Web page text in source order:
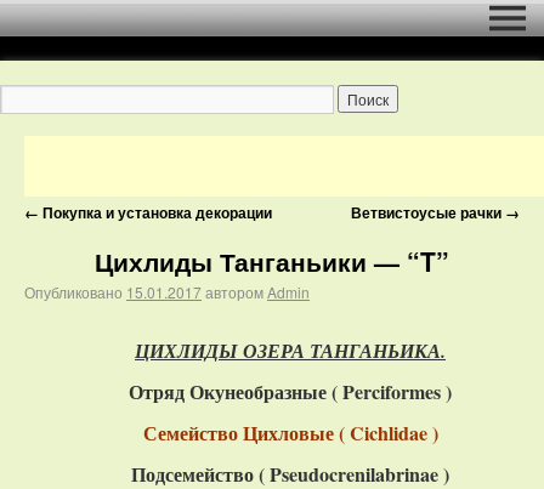
← Покупка и установка декорации Ветвистоусые рачки →
Цихлиды Танганьики — “T”
Опубликовано 15.01.2017авторомAdmin
ЦИХЛИДЫ ОЗЕРА ТАНГАНЬИКА.
Отряд Окунеобразные ( Perciformes )
Семейство Цихловые ( Cichlidae )
Подсемейство ( Pseudocrenilabrinae )